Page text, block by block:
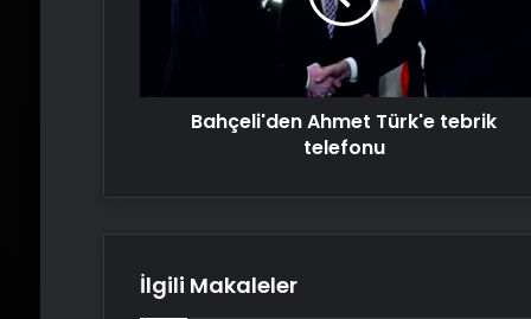
Bahçeli'den Ahmet Türk'e tebrik
telefonu
İlgili Makaleler